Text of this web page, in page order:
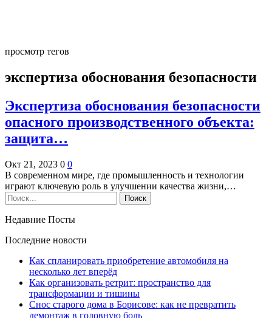
просмотр тегов
экспертиза обоснования безопасности
Экспертиза обоснования безопасности
опасного производственного объекта:
защита…
Окт 21, 2023 0 0
В современном мире, где промышленность и технологии
играют ключевую роль в улучшении качества жизни,…
Недавние Посты
Последние новости
Как спланировать приобретение автомобиля на
несколько лет вперёд
Как организовать ретрит: пространство для
трансформации и тишины
Снос старого дома в Борисове: как не превратить
демонтаж в головную боль